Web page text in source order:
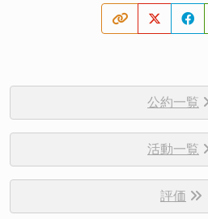
公約一覧
活動一覧
評価